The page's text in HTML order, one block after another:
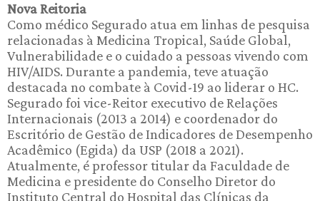
Nova Reitoria
Como médico Segurado atua em linhas de pesquisa
relacionadas à Medicina Tropical, Saúde Global,
Vulnerabilidade e o cuidado a pessoas vivendo com
HIV/AIDS. Durante a pandemia, teve atuação
destacada no combate à Covid-19 ao liderar o HC.
Segurado foi vice-Reitor executivo de Relações
Internacionais (2013 a 2014) e coordenador do
Escritório de Gestão de Indicadores de Desempenho
Acadêmico (Egida) da USP (2018 a 2021).
Atualmente, é professor titular da Faculdade de
Medicina e presidente do Conselho Diretor do
Instituto Central do Hospital das Clínicas da